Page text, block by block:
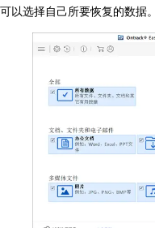
可以选择自己所要恢复的数据。